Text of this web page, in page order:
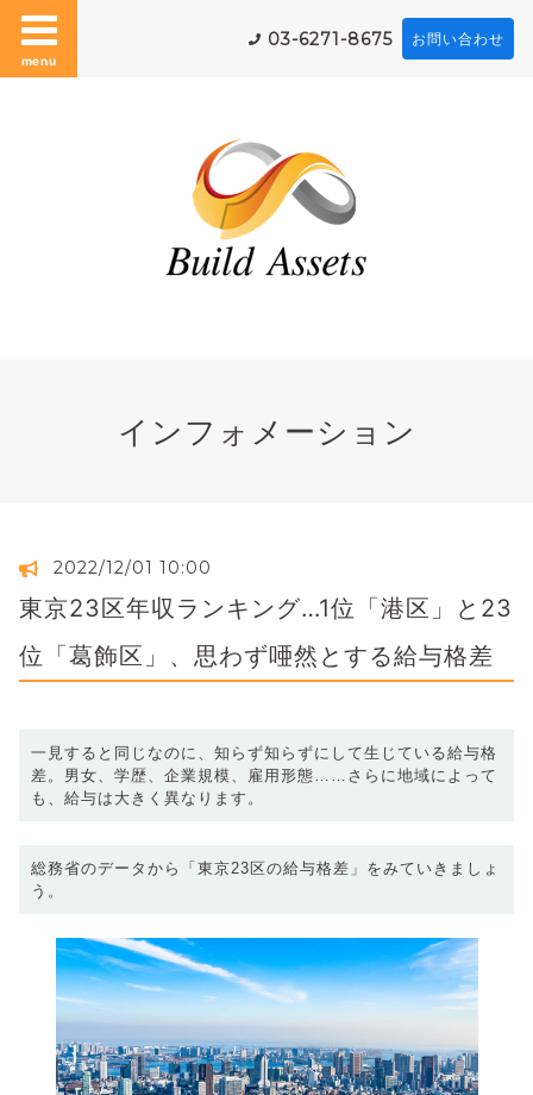
menu
03-6271-8675 お問い合わせ
インフォメーション
2022/12/01 10:00
東京23区年収ランキング…1位「港区」と23
位「葛飾区」、思わず唖然とする給与格差
一見すると同じなのに、知らず知らずにして生じている給与格
差。男女、学歴、企業規模、雇用形態……さらに地域によって
も、給与は大きく異なります。
総務省のデータから「東京23区の給与格差」をみていきましょ
う。